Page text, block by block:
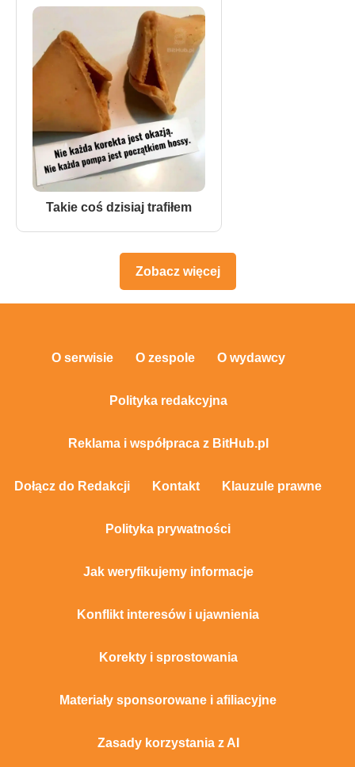
Takie coś dzisiaj trafiłem
Zobacz więcej
O serwisie O zespole O wydawcy
Polityka redakcyjna
Reklama i współpraca z BitHub.pl
Dołącz do Redakcji Kontakt Klauzule prawne
Polityka prywatności
Jak weryfikujemy informacje
Konflikt interesów i ujawnienia
Korekty i sprostowania
Materiały sponsorowane i afiliacyjne
Zasady korzystania z AI